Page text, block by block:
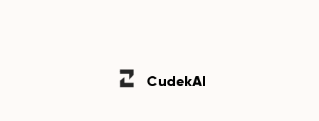
CudekAI